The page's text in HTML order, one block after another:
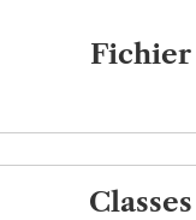
Fichier
Classes